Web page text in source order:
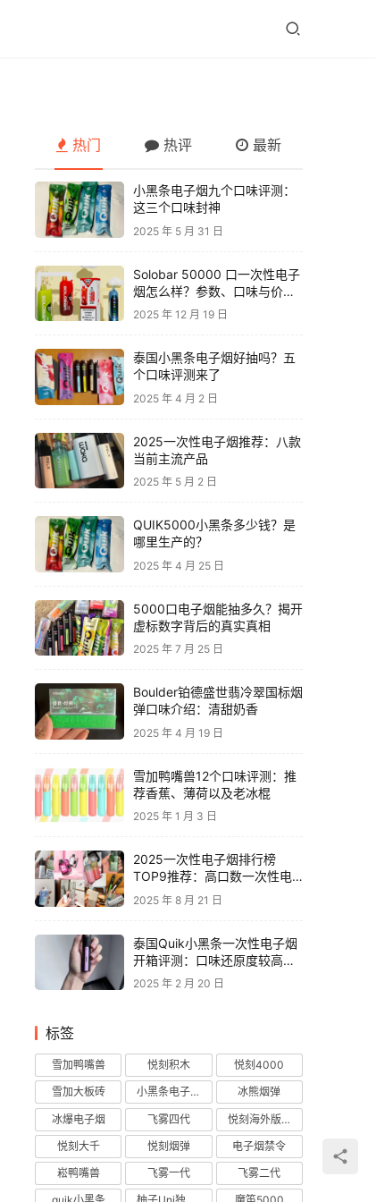
热门 热评 最新
小黑条电子烟九个口味评测：
这三个口味封神
2025 年 5 月 31 日
Solobar 50000 口一次性电子
烟怎么样？参数、口味与价格
解析
2025 年 12 月 19 日
泰国小黑条电子烟好抽吗？五
个口味评测来了
2025 年 4 月 2 日
2025一次性电子烟推荐：八款
当前主流产品
2025 年 5 月 2 日
QUIK5000小黑条多少钱？是
哪里生产的？
2025 年 4 月 25 日
5000口电子烟能抽多久？揭开
虚标数字背后的真实真相
2025 年 7 月 25 日
Boulder铂德盛世翡冷翠国标烟
弹口味介绍：清甜奶香
2025 年 4 月 19 日
雪加鸭嘴兽12个口味评测：推
荐香蕉、薄荷以及老冰棍
2025 年 1 月 3 日
2025一次性电子烟排行榜
TOP9推荐：高口数一次性电
子烟对比，性价比电子烟品牌
2025 年 8 月 21 日
泰国Quik小黑条一次性电子烟
开箱评测：口味还原度较高，
层次丰富
2025 年 2 月 20 日
标签
雪加鸭嘴兽 悦刻积木 悦刻4000
雪加大板砖 小黑条电子烟 冰熊烟弹
冰爆电子烟 飞雾四代 悦刻海外版烟弹
悦刻大千 悦刻烟弹 电子烟禁令
崧鸭嘴兽 飞雾一代 飞雾二代